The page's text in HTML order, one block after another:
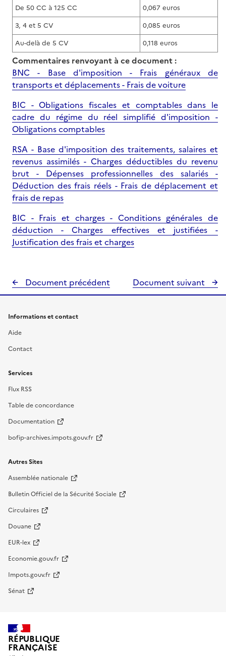
De 50 CC à 125 CC
0,067 euros
3, 4 et 5 CV
0,085 euros
Au-delà de 5 CV
0,118 euros
Commentaires renvoyant à ce document :
BNC - Base d'imposition - Frais généraux de
transports et déplacements - Frais de voiture
BIC - Obligations fiscales et comptables dans le
cadre du régime du réel simplifié d'imposition -
Obligations comptables
RSA - Base d'imposition des traitements, salaires et
revenus assimilés - Charges déductibles du revenu
brut - Dépenses professionnelles des salariés -
Déduction des frais réels - Frais de déplacement et
frais de repas
BIC - Frais et charges - Conditions générales de
déduction - Charges effectives et justifiées -
Justification des frais et charges
Document précédent Document suivant
Informations et contact
Aide
Contact
Services
Flux RSS
Table de concordance
Documentation
bofip-archives.impots.gouv.fr
Autres Sites
Assemblée nationale
Bulletin Officiel de la Sécurité Sociale
Circulaires
Douane
EUR-lex
Economie.gouv.fr
Impots.gouv.fr
Sénat
RÉPUBLIQUE
FRANÇAISE